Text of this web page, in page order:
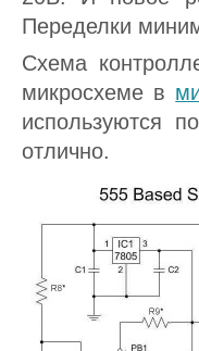
Переделки
Схема
микросхеме в
используются
отлично.